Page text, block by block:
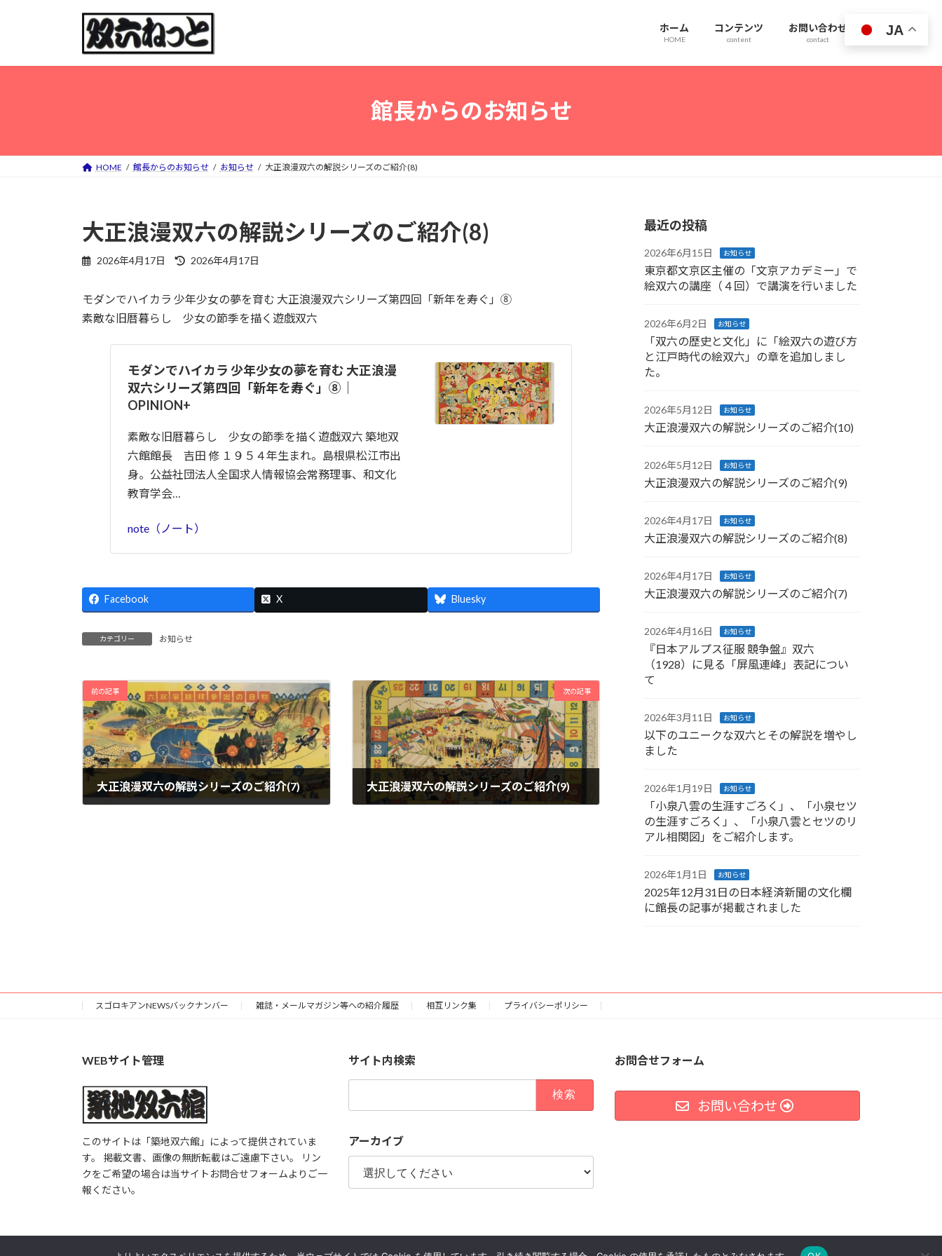
プ
動
ホーム
HOME
コンテンツ
content
お問い合わせ
contact
館長からのお知らせ
HOME 館長からのお知らせ お知らせ 大正浪漫双六の解説シリーズのご紹介(8)
大正浪漫双六の解説シリーズのご紹介(8)
2026年4月17日
最
新
日
:
2026年4月17日
モダンでハイカラ 少年少女の夢を育む 大正浪漫双六シリーズ第四回「新年を寿ぐ」⑧
素敵な旧暦暮らし 少女の節季を描く遊戯双六
モダンでハイカラ 少年少女の夢を育む 大正浪漫
双六シリーズ第四回「新年を寿ぐ」⑧｜
OPINION+
素敵な旧暦暮らし 少女の節季を描く遊戯双六 築地双
六館館長 吉田 修 １９５４年生まれ。島根県松江市出
身。公益社団法人全国求人情報協会常務理事、和文化
教育学会…
note（ノート）
Facebook X Bluesky
カテゴリー お知らせ
前の記事
大正浪漫双六の解説シリーズのご紹介(7)
次の記事
大正浪漫双六の解説シリーズのご紹介(9)
最近の投稿
2026年6月15日 お知らせ
東京都文京区主催の「文京アカデミー」で
絵双六の講座（４回）で講演を行いました
2026年6月2日 お知らせ
「双六の歴史と文化」に「絵双六の遊び方
と江戸時代の絵双六」の章を追加しまし
た。
2026年5月12日 お知らせ
大正浪漫双六の解説シリーズのご紹介(10)
2026年5月12日 お知らせ
大正浪漫双六の解説シリーズのご紹介(9)
2026年4月17日 お知らせ
大正浪漫双六の解説シリーズのご紹介(8)
2026年4月17日 お知らせ
大正浪漫双六の解説シリーズのご紹介(7)
2026年4月16日 お知らせ
『日本アルプス征服 競争盤』双六
（1928）に見る「屏風連峰」表記につい
て
2026年3月11日 お知らせ
以下のユニークな双六とその解説を増やし
ました
2026年1月19日 お知らせ
「小泉八雲の生涯すごろく」、「小泉セツ
の生涯すごろく」、「小泉八雲とセツのリ
アル相関図」をご紹介します。
2026年1月1日 お知らせ
2025年12月31日の日本経済新聞の文化欄
に館長の記事が掲載されました
スゴロキアンNEWSバックナンバー 雑誌・メールマガジン等への紹介履歴 相互リンク集 プライバシーポリシー
WEBサイト管理
このサイトは「築地双六館」によって提供されていま
す。 掲載文書、画像の無断転載はご遠慮下さい。 リン
クをご希望の場合は当サイトお問合せフォームよりご一
報ください。
サイト内検索
アーカイブ
お問合せフォーム
お問い合わせ
Copyright © 双六ねっとオフィシャルサイト All Rights Reserved.
JA